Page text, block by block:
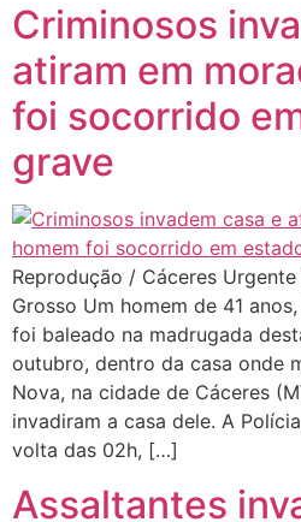
Criminosos
atiram em
foi socorrido
grave
Reprodução / Cáceres
Grosso Um homem de 41
foi baleado na madrugada
outubro, dentro da casa onde
Nova, na cidade de Cáceres
invadiram a casa dele. A
volta das 02h, […]
Assaltantes